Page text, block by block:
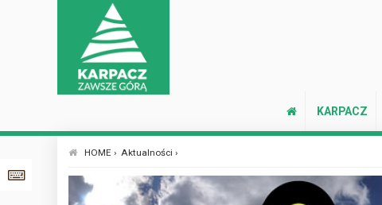
KARPACZ
HOME › Aktualności ›